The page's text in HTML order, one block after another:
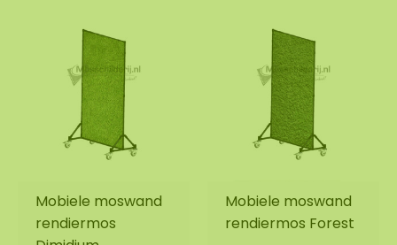
Mobiele moswand
rendiermos
Mobiele moswand
rendiermos Forest